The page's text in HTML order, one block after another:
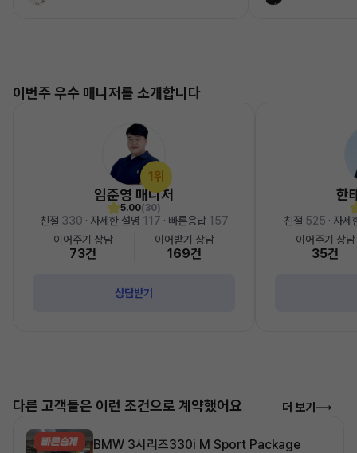
이번주 우수 매니저를 소개합니다
1위
임준영 매니저
5.00(30)
친절 330 · 자세한 설명 117 · 빠른응답 157
이어주기 상담
73건
이어받기 상담
169건
상담받기
한
친절 525 · 자
이어주기 상담
35건
다른 고객들은 이런 조건으로 계약했어요 더 보기
BMW 3시리즈330i M Sport Package